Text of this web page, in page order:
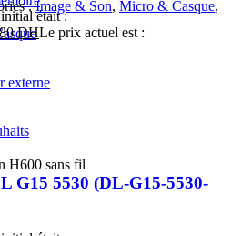
externe
était :
DHLe prix actuel est :
G15 5530 (DL-G15-5530-
: Image & Son, Micro & Casque,
H600 sans fil